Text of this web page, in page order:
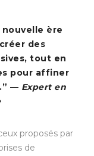
ère
des
tout en
pour affiner
— Expert en
proposés par
de